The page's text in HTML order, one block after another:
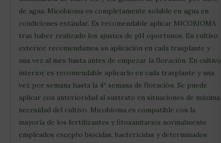
de agua. Micobioma es completamente soluble en agua en
condiciones estándar. Es recomendable aplicar MICOBIOMA
tras haber realizado los ajustes de pH oportunos. En cultivo
exterior recomendamos su aplicación en cada trasplante y
una vez al mes hasta antes de empezar la floración. En cultivo
interior es recomendable aplicarlo en cada trasplante y una
vez por semana hasta la 4ª semana de floración. Se puede
aplicar con anterioridad al sustrato en situaciones de máxima
necesidad del cultivo. Micobioma es compatible con la
mayoría de los fertilizantes y fitosanitarios normalmente
empleados excepto biocidas, bactericidas y determinados